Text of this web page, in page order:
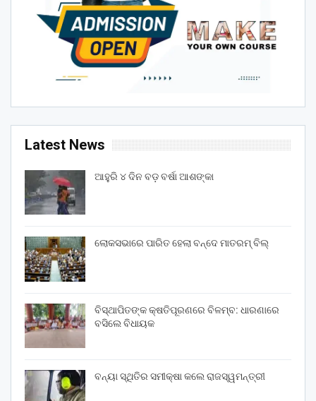
Latest News
ଆହୁରି ୪ ଦିନ ବଡ଼ ବର୍ଷା ଆଶଙ୍କା
ଲୋକସଭାରେ ପାରିତ ହେଲା ବନ୍ଦେ ମାତରମ୍‌ ବିଲ୍‌
ବିସ୍ଥାପିତଙ୍କ କ୍ଷତିପୂରଣରେ ବିଳମ୍ବ: ଧାରଣାରେ
ବସିଲେ ବିଧାୟକ
ବନ୍ୟା ସ୍ଥିତିର ସମୀକ୍ଷା କଲେ ରାଜସ୍ୱମନ୍ତ୍ରୀ